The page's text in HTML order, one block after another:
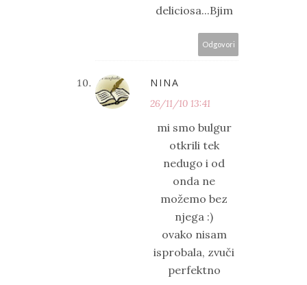
deliciosa...Bjim
Odgovori
NINA
26/11/10 13:41
mi smo bulgur
otkrili tek
nedugo i od
onda ne
možemo bez
njega :)
ovako nisam
isprobala, zvuči
perfektno